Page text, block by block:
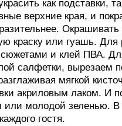
как подставки,
верхние края, и
краску или гуашь. Для
сюжетами и клей ПВА.
салфетки, вырезаем
мягкой
акриловым лаком. И
или молодой зеленью.
гостя.